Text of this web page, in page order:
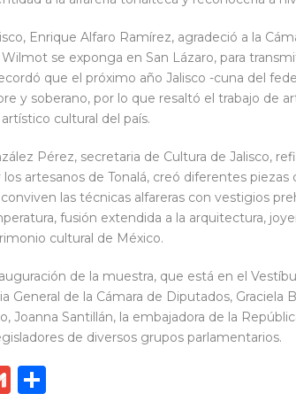
Enrique Alfaro Ramírez, agradeció a la
se exponga en San Lázaro, para
que el próximo año Jalisco -cuna del
y soberano, por lo que resaltó el trabajo de
cultural del país.
Pérez, secretaria de Cultura de Jalisco,
artesanos de Tonalá, creó diferentes
las técnicas alfareras con vestigios
fusión extendida a la arquitectura,
cultural de México.
de la muestra, que está en el
General de la Cámara de Diputados, Graciela
Joanna Santillán, la embajadora de la
de diversos grupos parlamentarios.
GmailCompartir